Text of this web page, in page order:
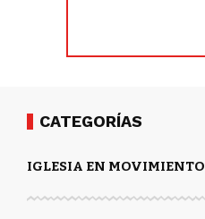
CATEGORÍAS
IGLESIA EN MOVIMIENTO